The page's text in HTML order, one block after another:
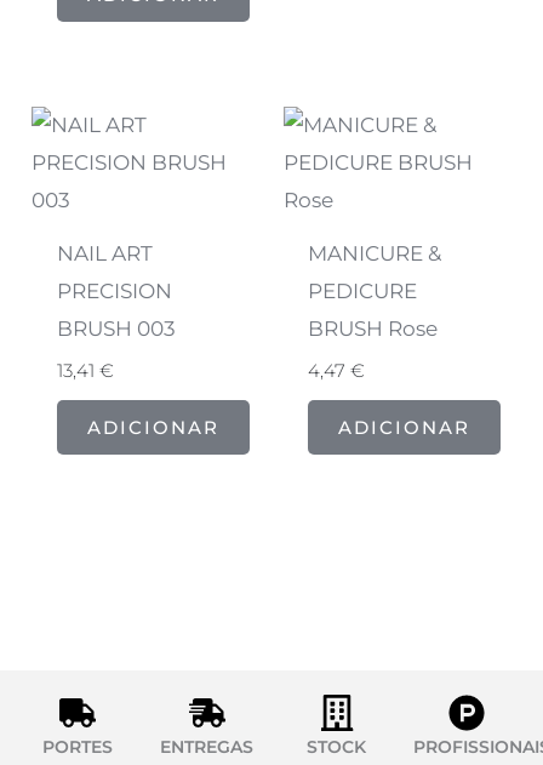
NAIL ART
PRECISION
BRUSH 003
13,41 €
ADICIONAR
MANICURE &
PEDICURE
BRUSH Rose
4,47€
ADICIONAR
PORTES
ENTREGAS
STOCK